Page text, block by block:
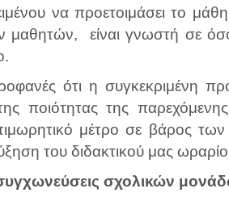
να προετοιμάσει το
μαθητών, είναι γνωστή σε
ότι η συγκεκριμένη
ποιότητας της
μέτρο σε βάρος των
του διδακτικού μας
σχολικών